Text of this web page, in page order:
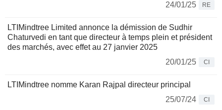
24/01/25
RE
LTIMindtree Limited annonce la démission de Sudhir
Chaturvedi en tant que directeur à temps plein et président
des marchés, avec effet au 27 janvier 2025
20/01/25
CI
LTIMindtree nomme Karan Rajpal directeur principal
25/07/24
CI